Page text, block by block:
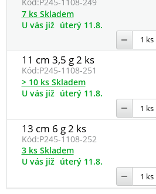
7 ks Skladem
U vás již úterý 11.8.
11 cm 3,5 g 2 ks
Kód:P245-1108-251
> 10 ks Skladem
U vás již úterý 11.8.
13 cm 6 g 2 ks
Kód:P245-1108-252
3 ks Skladem
U vás již úterý 11.8.